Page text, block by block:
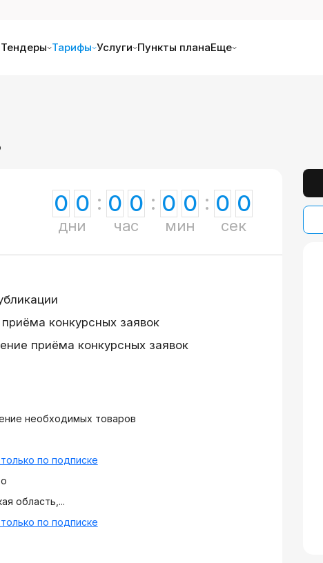
Тендеры Тарифы Услуги Пункты планаЕще
0 0
дни
0 0
час
0 0
мин
0 0
сек
конкурсных заявок
приёма конкурсных заявок
необходимых товаров
по подписке
область,...
по подписке